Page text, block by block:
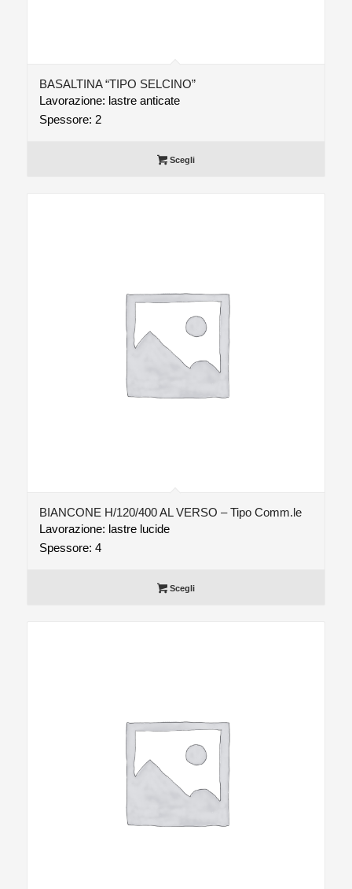
BASALTINA “TIPO SELCINO”
Lavorazione: lastre anticate
Spessore: 2
Scegli
BIANCONE H/120/400 AL VERSO – Tipo Comm.le
Lavorazione: lastre lucide
Spessore: 4
Scegli